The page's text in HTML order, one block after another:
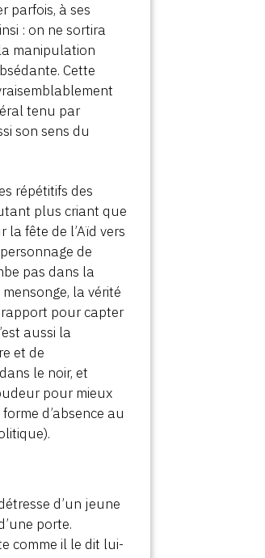
parfois, à ses
: on ne sortira
manipulation
Cette
tenu par
son sens du
répétitifs des
plus criant que
fête de l’Aïd vers
de
pas dans la
la vérité
rapport pour capter
aussi la
et de
le noir, et
pour mieux
d’absence au
d’un jeune
porte.
comme il le dit lui-